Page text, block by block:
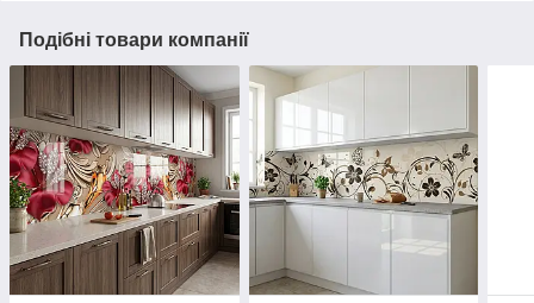
Подібні товари компанії